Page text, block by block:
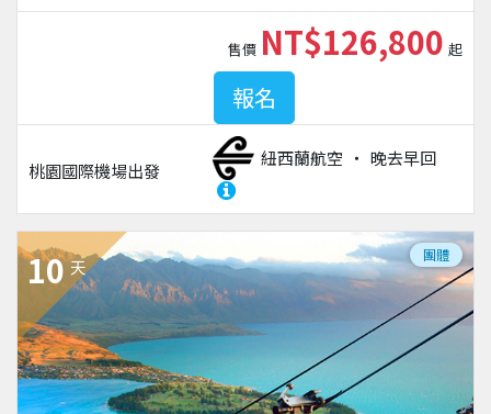
桃園國際機場出發
紐西蘭航空 晚去早回
售價 NT$126,800 起
報名
10 天
團體